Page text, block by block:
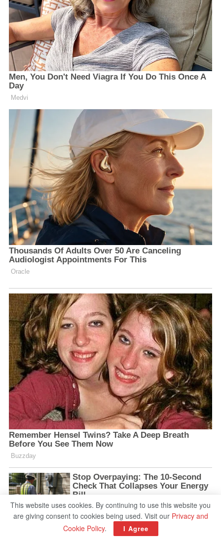
This website uses cookies. By continuing to use this website you
are giving consent to cookies being used. Visit our Privacy and
Cookie Policy. I Agree